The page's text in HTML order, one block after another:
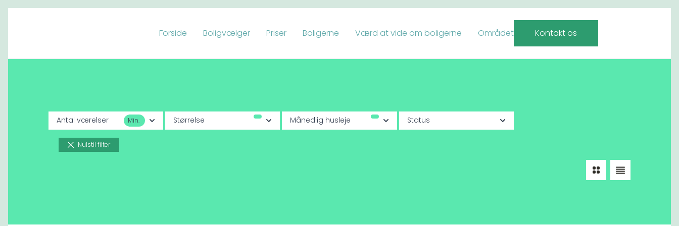
Forside Boligvælger Priser Boligerne Værd at vide om boligerne Området Kontakt os
Antal værelser Min. Størrelse Månedlig husleje Status
Nulstil filter